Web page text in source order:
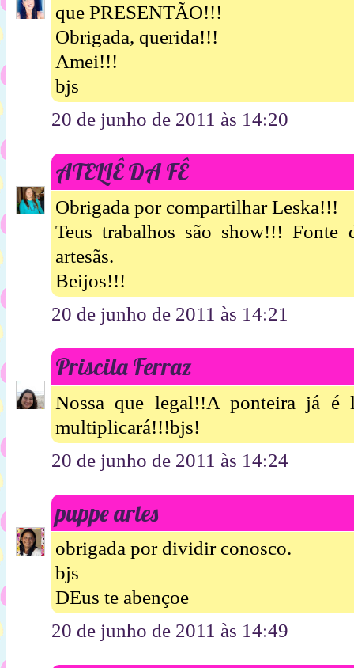
que PRESENTÃO!!!
Obrigada, querida!!!
Amei!!!
bjs
20 de junho de 2011 às 14:20
ATELIÊ DA FÊ
Obrigada por compartilhar Leska!!!
Teus trabalhos são show!!! Fonte
artesãs.
Beijos!!!
20 de junho de 2011 às 14:21
Priscila Ferraz
Nossa que legal!!A ponteira já é
multiplicará!!!bjs!
20 de junho de 2011 às 14:24
puppe artes
obrigada por dividir conosco.
bjs
DEus te abençoe
20 de junho de 2011 às 14:49